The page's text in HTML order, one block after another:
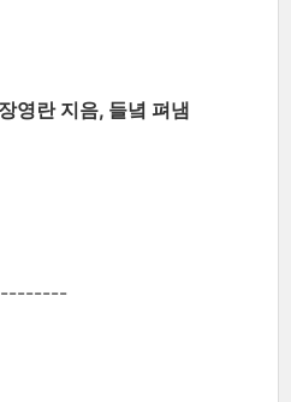
영란 지음, 들녘 펴냄